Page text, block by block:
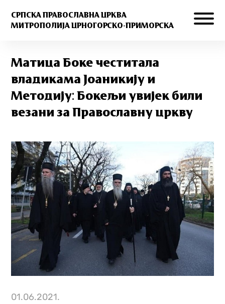
СРПСКА ПРАВОСЛАВНА ЦРКВА
МИТРОПОЛИЈА ЦРНОГОРСКО-ПРИМОРСКА
Матица Боке честитала
владикама Јоаникију и
Методију: Бокељи увијек били
везани за Православну цркву
01.06.2021.